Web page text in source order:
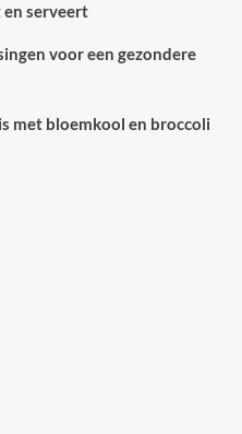
serveert
voor een gezondere
met bloemkool en broccoli